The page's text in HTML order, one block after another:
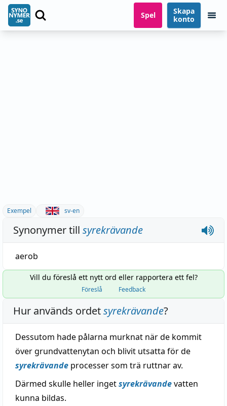
Spel
Skapa
konto
Exempel sv-en
Synonymer till syrekrävande
aerob
Vill du föreslå ett nytt ord eller rapportera ett fel?
Föreslå Feedback
Hur används ordetsyrekrävande?
Dessutom hade pålarna murknat när de kommit
över grundvattenytan och blivit utsatta för de
syrekrävande processer som trä ruttnar av.
Därmed skulle heller ingetsyrekrävandevatten
kunna bildas.